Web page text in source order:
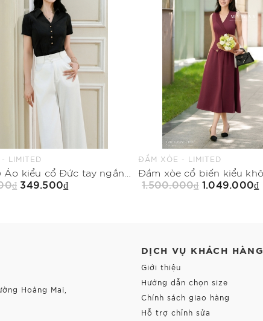
LIMITED
349.500₫
ĐẦM XÒE - LIMITED
1.500.000₫ 1.049.000₫
Hoàng Mai,
DỊCH VỤ KHÁCH HÀNG
Giới thiệu
Hướng dẫn chọn size
Chính sách giao hàng
Hỗ trợ chỉnh sửa